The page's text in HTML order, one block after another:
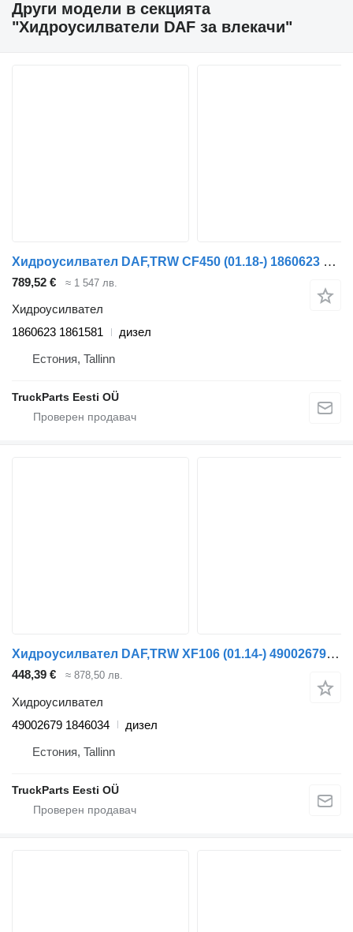
Други модели в секцията
"Хидроусилватели DAF за влекачи"
Хидроусилвател DAF,TRW CF450 (01.18-) 1860623 1861581 за влекач DAF CF450, CF460 (2017-)
789,52 € ≈ 1 547 лв.
Хидроусилвател
1860623 1861581
дизел
Естония, Tallinn
TruckParts Eesti OÜ
Хидроусилвател DAF,TRW XF106 (01.14-) 49002679 за влекач DAF XF106 (2014-)
448,39 € ≈ 878,50 лв.
Хидроусилвател
49002679 1846034
дизел
Естония, Tallinn
TruckParts Eesti OÜ